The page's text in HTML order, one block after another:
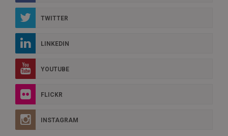
TWITTER
LINKEDIN
YOUTUBE
FLICKR
INSTAGRAM